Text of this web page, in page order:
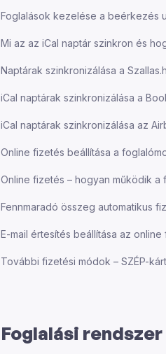
Foglalások kezelése a beérkezés
Mi az az iCal naptár szinkron és
Naptárak szinkronizálása a
iCal naptárak szinkronizálása a
iCal naptárak szinkronizálása az
Online fizetés beállítása a
Online fizetés – hogyan működik a
Fennmaradó összeg automatikus
E-mail értesítés beállítása az
További fizetési módok – SZÉP-
Foglalási